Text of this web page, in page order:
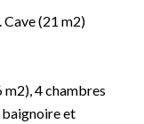
Cave (21 m2)
m2), 4 chambres
baignoire et